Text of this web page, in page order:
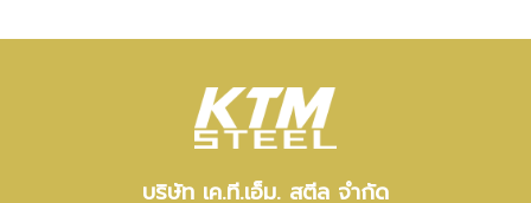
บริษัท เค.ที.เอ็ม. สตีล จำกัด